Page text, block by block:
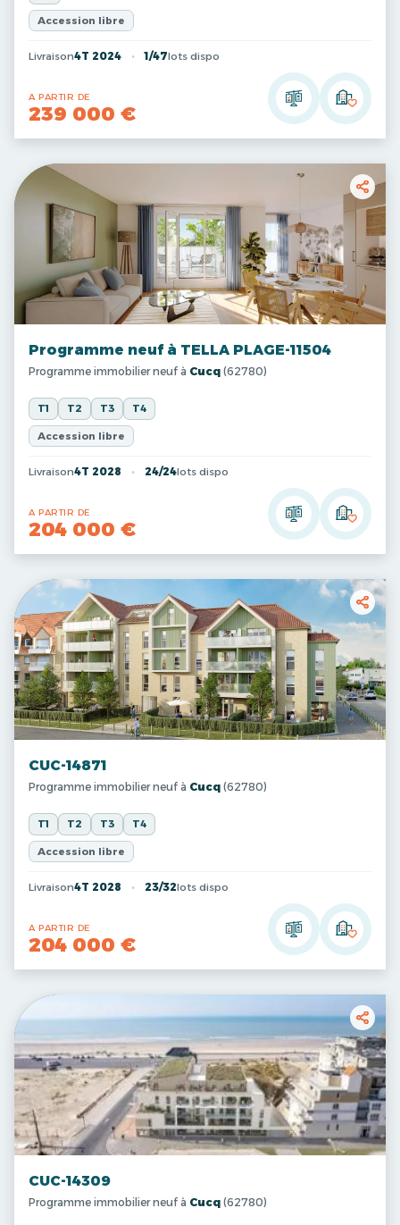
Accession libre
Livraison4T 2024 1/47lots dispo
A PARTIR DE
239 000 €
Programme neuf à TELLA PLAGE-11504
Programme immobilier neuf à Cucq (62780)
T1 T2 T3 T4
Accession libre
Livraison4T 2028 24/24lots dispo
A PARTIR DE
204 000 €
CUC-14871
Programme immobilier neuf à Cucq (62780)
T1 T2 T3 T4
Accession libre
Livraison4T 2028 23/32lots dispo
A PARTIR DE
204 000 €
CUC-14309
Programme immobilier neuf à Cucq (62780)